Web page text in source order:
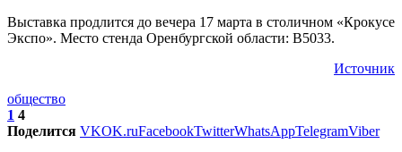
Выставка продлится до вечера 17 марта в столичном «Крокусе
Экспо». Место стенда Оренбургской области: B5033.
Источник
общество
1 4
Поделится VKOK.ruFacebookTwitterWhatsAppTelegramViber